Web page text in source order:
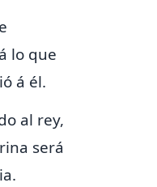
lo que
á él.
al rey,
será